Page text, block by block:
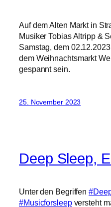
Auf dem Alten Markt in
Musiker Tobias Altripp &
Samstag, dem
dem Weihnachtsmarkt
gespannt sein.
25. November 2023
Deep Sleep,
Unter den Begriffen
#Musicforsleepversteht